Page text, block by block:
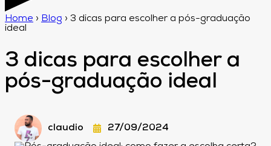
Home › Blog › 3 dicas para escolher a pós-graduação
ideal
3 dicas para escolher a
pós-graduação ideal
claudio 27/09/2024